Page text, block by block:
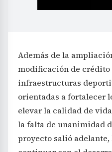
Además de la
modificación de crédito
infraestructuras
orientadas a fortalecer
elevar la calidad de
la falta de unanimidad
proyecto salió